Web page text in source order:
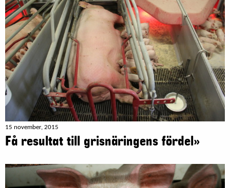
15 november, 2015
Få resultat till grisnäringens fördel»